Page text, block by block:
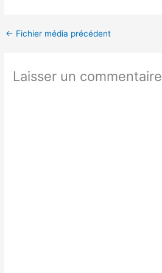
← Fichier média précédent
Laisser un commentaire